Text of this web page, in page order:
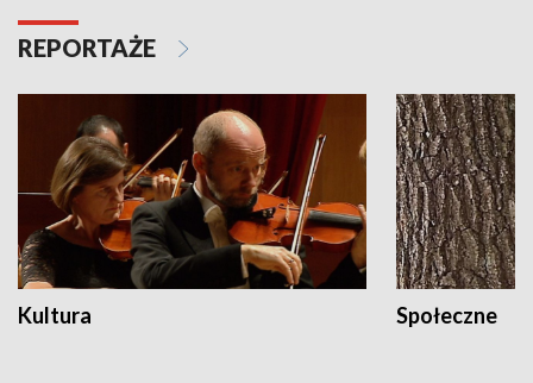
REPORTAŻE
Kultura Społeczne